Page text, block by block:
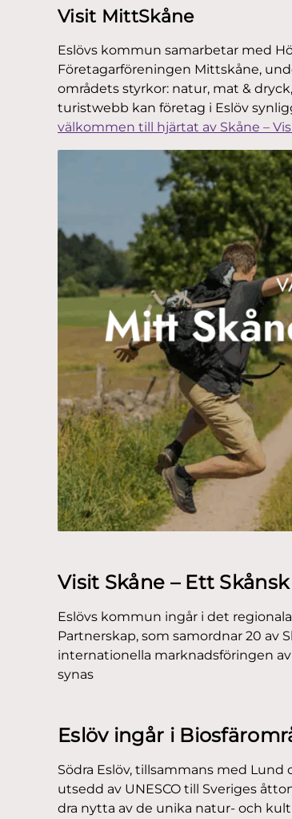
Visit MittSkåne
Eslövs kommun samarbetar med
Företagarföreningen Mittskåne,
områdets styrkor: natur, mat &
turistwebb kan företag i Eslöv
välkommen till hjärtat av Skåne –
Visit Skåne – Ett
Eslövs kommun ingår i det
Partnerskap, som samordnar 20 av
internationella marknadsföringen
synas
Eslöv ingår i
Södra Eslöv, tillsammans med
utsedd av UNESCO till Sveriges
dra nytta av de unika natur- och